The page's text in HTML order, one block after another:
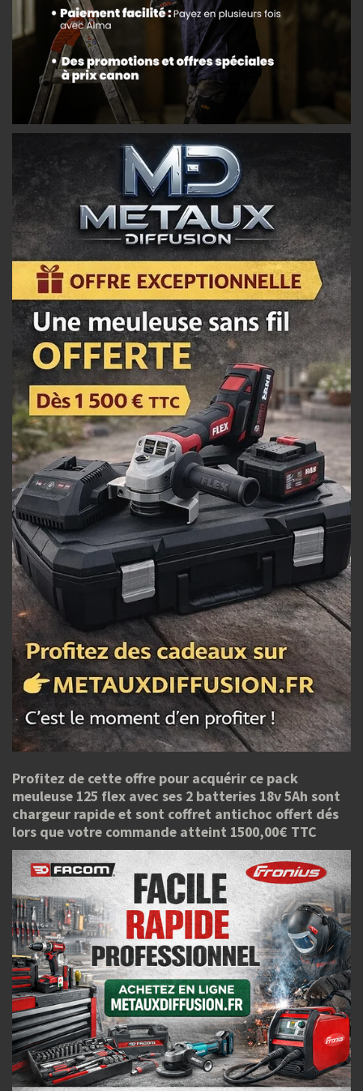
Profitez de cette offre pour acquérir ce pack
meuleuse 125 flex avec ses 2 batteries 18v 5Ah sont
chargeur rapide et sont coffret antichoc offert dés
lors que votre commande atteint 1500,00€ TTC